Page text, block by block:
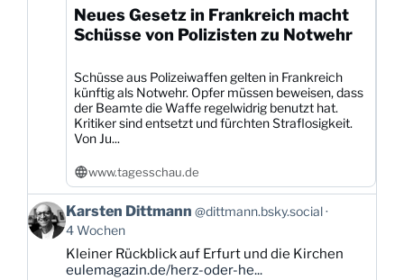
Neues Gesetz in Frankreich macht
Schüsse von Polizisten zu Notwehr
Schüsse aus Polizeiwaffen gelten in Frankreich
künftig als Notwehr. Opfer müssen beweisen, dass
der Beamte die Waffe regelwidrig benutzt hat.
Kritiker sind entsetzt und fürchten Straflosigkeit.
Von Ju...
www.tagesschau.de
Beitrag
von
Karsten
Dittmann
Karsten Dittmann @dittmann.bsky.social
4 Wochen
Kleiner Rückblick auf Erfurt und die Kirchen
eulemagazin.de/herz-oder-he...